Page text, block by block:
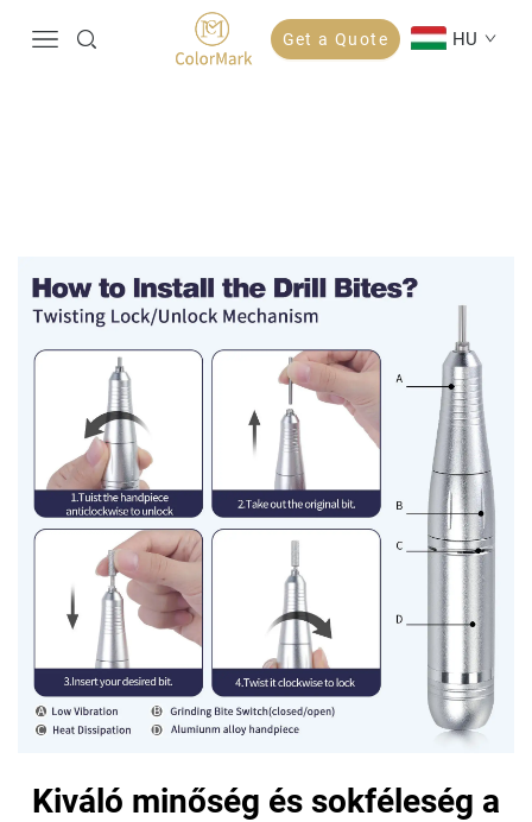
Get a Quote HU
Kiváló minőség és sokféleség a